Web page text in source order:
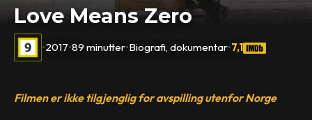
Love Means Zero
•2017•89 minutter•Biografi, dokumentar•7,1
Filmen er ikke tilgjenglig for avspilling utenfor Norge